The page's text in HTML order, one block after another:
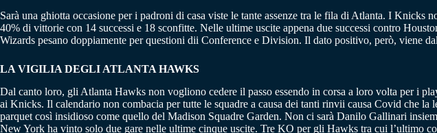
Sarà una ghiotta occasione per i padroni di casa viste le tante assenze tra le fila di Atlanta. I
40% di vittorie con 14 successi e 18 sconfitte. Nelle ultime uscite appena due successi contro
Wizards pesano doppiamente per questioni dii Conference e Division. Il dato positivo, però, viene
LA VIGILIA DEGLI ATLANTA HAWKS
Dal canto loro, gli Atlanta Hawks non vogliono cedere il passo essendo in corsa a loro volta per i
ai Knicks. Il calendario non combacia per tutte le squadre a causa dei tanti rinvii causa Covid che
parquet così insidioso come quello del Madison Squadre Garden. Non ci sarà Danilo Gallinari
New York ha vinto solo due gare nelle ultime cinque uscite. Tre KO per gli Hawks tra cui l’ultimo